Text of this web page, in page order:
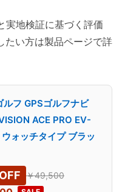
実地検証に基づく評価
たい方は製品ページで詳
ルフ GPSゴルフナビ
ACE PRO EV-
ォッチタイプ ブラッ
￥49,500